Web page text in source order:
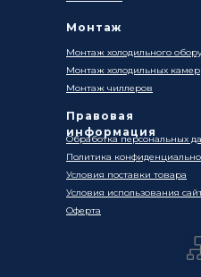
Обработка персональных
Политика
Условия поставки товара
Оферта
Условия использования
Монтаж
Правовая
информация
Монтаж холодильного
Монтаж чиллеров
Монтаж холодильных камер